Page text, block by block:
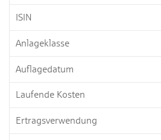
ISIN
Anlageklasse
Auflagedatum
Laufende Kosten
Ertragsverwendung